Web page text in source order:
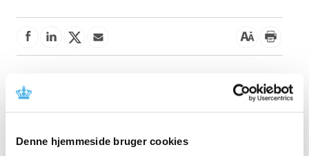
Denne hjemmeside bruger cookies
udstyret, der kræver korrektion og instruktion i
anvendelse. Læs mere i meddelelsen fra fabrikanten.
Referencer